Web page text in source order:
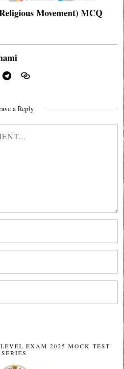
Movement) MCQ
a Reply
EXAM 2025 MOCK TEST
SERIES